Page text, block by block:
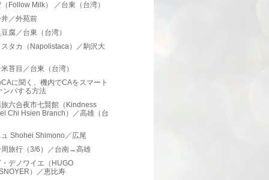
Follow Milk） ／台東（台湾）
／外苑前
腐／台東（台湾）
タカ（Napolistaca）／駒沢大
苔目／台東（台湾）
に聞く、機内でCAをスマート
ンパする方法
六合夜市七賢館（Kindness
Chi Hsien Branch）／高雄（台
Shohei Shimono／広尾
周旅行（3/6）／台南→高雄
デノワイエ（HUGO
）／恵比寿